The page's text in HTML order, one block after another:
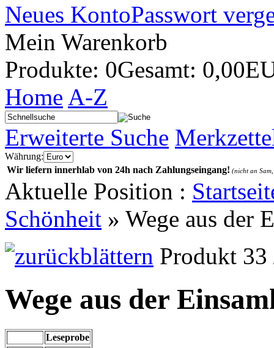
Neues KontoPasswort
Mein Warenkorb
Produkte: 0Gesamt:
Home A-Z
Erweiterte Suche
Währung:
Wir liefern innerhlab von 24h nach Zahlungseingang! (nicht an
Aktuelle Position :
Schönheit » Wege aus der
Produkt
Wege aus der
Leseprobe